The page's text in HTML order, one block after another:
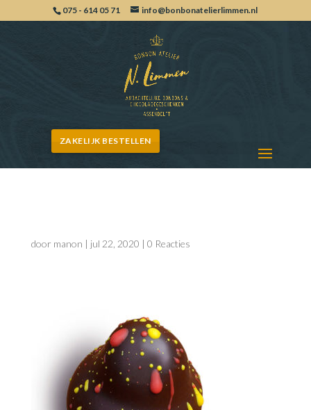
075 - 614 05 71 info@bonbonatelierlimmen.nl
ZAKELIJK BESTELLEN
door manon | jul 22, 2020 | 0 Reacties